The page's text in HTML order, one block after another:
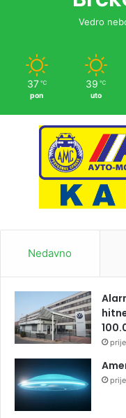
Vedro
37 ℃
pon
39 ℃
uto
Nedavno